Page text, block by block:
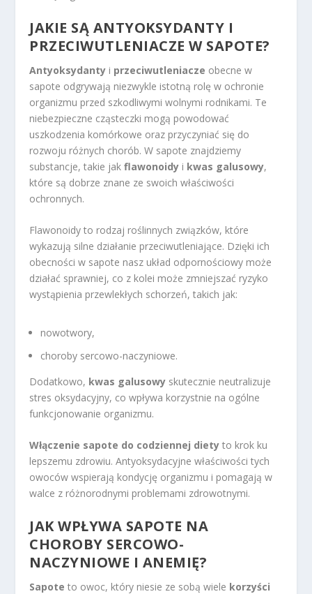
JAKIE SĄ ANTYOKSYDANTY I
PRZECIWUTLENIACZE W SAPOTE?
Antyoksydanty i przeciwutleniacze obecne w
sapote odgrywają niezwykle istotną rolę w ochronie
organizmu przed szkodliwymi wolnymi rodnikami. Te
niebezpieczne cząsteczki mogą powodować
uszkodzenia komórkowe oraz przyczyniać się do
rozwoju różnych chorób. W sapote znajdziemy
substancje, takie jakflawonoidy i kwas galusowy,
które są dobrze znane ze swoich właściwości
ochronnych.
Flawonoidy to rodzaj roślinnych związków, które
wykazują silne działanie przeciwutleniające. Dzięki ich
obecności w sapote nasz układ odpornościowy może
działać sprawniej, co z kolei może zmniejszać ryzyko
wystąpienia przewlekłych schorzeń, takich jak:
nowotwory,
choroby sercowo-naczyniowe.
Dodatkowo, kwas galusowy skutecznie neutralizuje
stres oksydacyjny, co wpływa korzystnie na ogólne
funkcjonowanie organizmu.
Włączenie sapote do codziennej diety to krok ku
lepszemu zdrowiu. Antyoksydacyjne właściwości tych
owoców wspierają kondycję organizmu i pomagają w
walce z różnorodnymi problemami zdrowotnymi.
JAK WPŁYWA SAPOTE NA
CHOROBY SERCOWO-
NACZYNIOWE I ANEMIĘ?
Sapote to owoc, który niesie ze sobą wiele korzyści